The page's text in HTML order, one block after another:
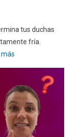
tus duchas
fría.
más